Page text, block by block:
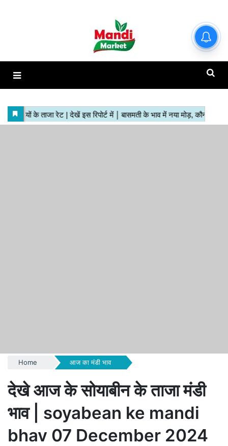
Home आज का मंडी भाव
देखे आज के सोयाबीन के ताजा मंडी
भाव | soyabean ke mandi
bhav 07 December 2024
हाजिर मंडियों के ताजा रेट | देखें इस
रिपोर्ट में